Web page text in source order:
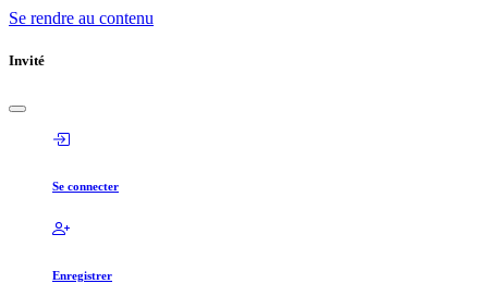
Se rendre au contenu
Invité
Se connecter
Enregistrer